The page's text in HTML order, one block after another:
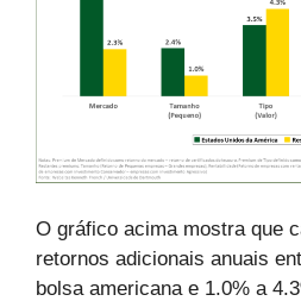
O gráfico acima mostra que
retornos adicionais anuais
bolsa americana e 1.0% a